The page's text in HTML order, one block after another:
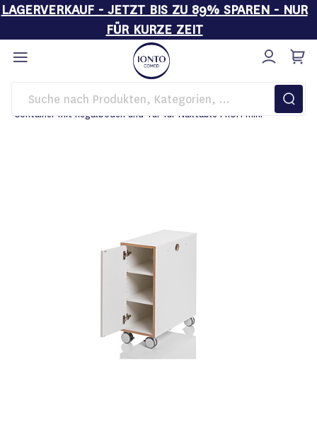
LAGERVERKAUF - JETZT BIS ZU 89% SPAREN - NUR
FÜR KURZE ZEIT
Direkt
zum
Inhalt
Startseite
Sale
Container mit Regalböden und Tür für Nailtable PROFI mini